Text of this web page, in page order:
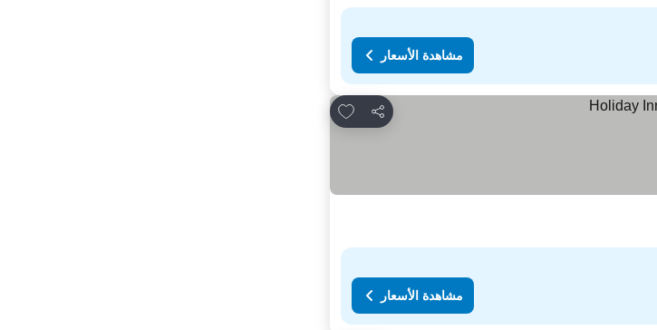
مشاهدة الأسعار
مشاركة
Add to favorites
مشاهدة الأسعار